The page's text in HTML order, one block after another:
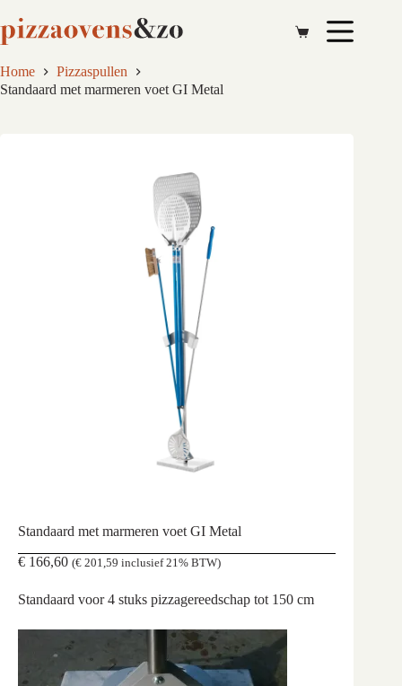
naar
de
Home
Pizzaspullen
Standaard met marmeren voet GI Metal
Standaard met marmeren voet GI Metal
€ 166,60 (€ 201,59 inclusief 21% BTW)
Standaard voor 4 stuks pizzagereedschap tot 150 cm